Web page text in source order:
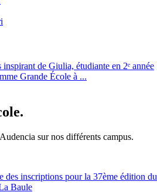
de Giulia, étudiante en 2ᵉ année
Grande École à ...
sur nos différents campus.